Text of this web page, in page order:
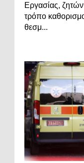
Εργασίας,
τρόπο
θεσμ...